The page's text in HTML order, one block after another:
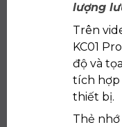
lượng
Trên
KC01
độ và
tích hợp
thiết bị.
Thẻ nhớ